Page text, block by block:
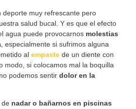
deporte muy refrescante pero
salud bucal. Y es que el efecto
agua puede provocarnos molestias
, especialmente si sufrimos alguna
alempaste de un diente con
modo, si colocamos mal la boquilla
podemos sentirdolor en la
de nadar o bañarnos en piscinas